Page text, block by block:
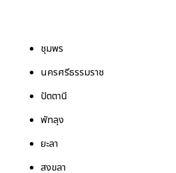
ชุมพร
นครศรีธรรมราช
ปัตตานี
พัทลุง
ยะลา
สงขลา